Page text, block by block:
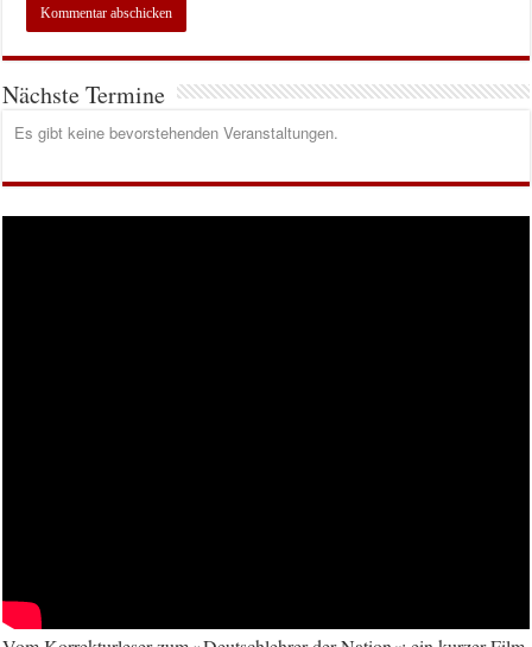
Nächste Termine
Es gibt keine bevorstehenden Veranstaltungen.